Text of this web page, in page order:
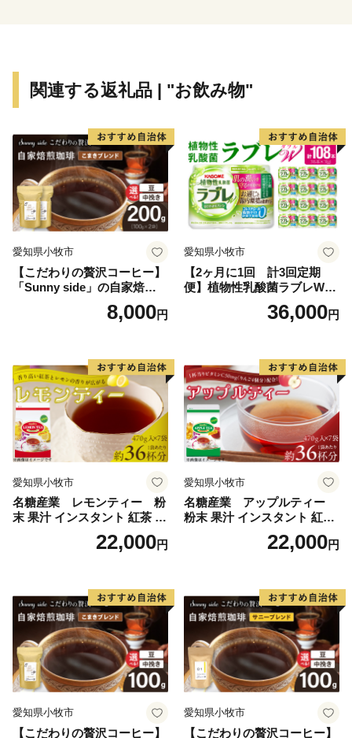
関連する返礼品 | "お飲み物"
愛知県小牧市
【こだわりの贅沢コーヒー】
「Sunny side」の自家焙煎珈
琲こまきブレンド（200g）
8,000円
愛知県小牧市
【2ヶ月に1回 計3回定期
便】植物性乳酸菌ラブレW
プレーン36本（計108本）
36,000円
愛知県小牧市
名糖産業 レモンティー 粉
末 果汁 インスタント 紅茶 ビ
タミンC 袋 ロングセラー 粉
末飲料 粉末茶 簡単 手軽 ホッ
22,000円
愛知県小牧市
名糖産業 アップルティー
粉末 果汁 インスタント 紅茶
ティー ビタミンC 袋 ロング
セラー 粉末飲料 粉末茶 簡単
22,000円
愛知県小牧市
【こだわりの贅沢コーヒー】
愛知県小牧市
【こだわりの贅沢コーヒー】